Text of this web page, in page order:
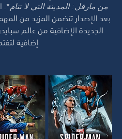
من مارفل: المدينة التي لا تنام*.
بعد الإصدار تتضمن المزيد من
الجديدة الإضافية من عالم
إضافية